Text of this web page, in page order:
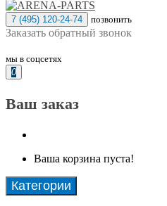
7 (495) 120-24-74 позвонить
Заказать обратный звонок
мы в соцсетях
0
Ваш заказ
Ваша корзина пуста!
Категории